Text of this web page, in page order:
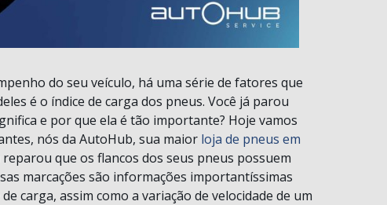
do seu veículo, há uma série de fatores que
é o índice de carga dos pneus. Você já parou
e por que ela é tão importante? Hoje vamos
nós da AutoHub, sua maior loja de pneus em
que os flancos dos seus pneus possuem
marcações são informações importantíssimas
carga, assim como a variação de velocidade de um